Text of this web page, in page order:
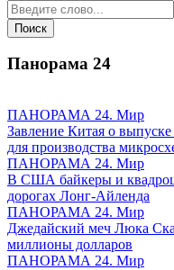
Панорама 24
ПАНОРАМА 24. Мир
Завление Китая о
для производства
ПАНОРАМА 24. Мир
В США байкеры и
дорогах Лонг-Айленда
ПАНОРАМА 24. Мир
Джедайский меч Люка
миллионы долларов
ПАНОРАМА 24. Мир